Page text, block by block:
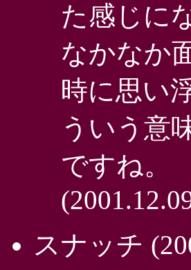
た感じに
なかなか
時に思い
ういう意
ですね。
スナッチ